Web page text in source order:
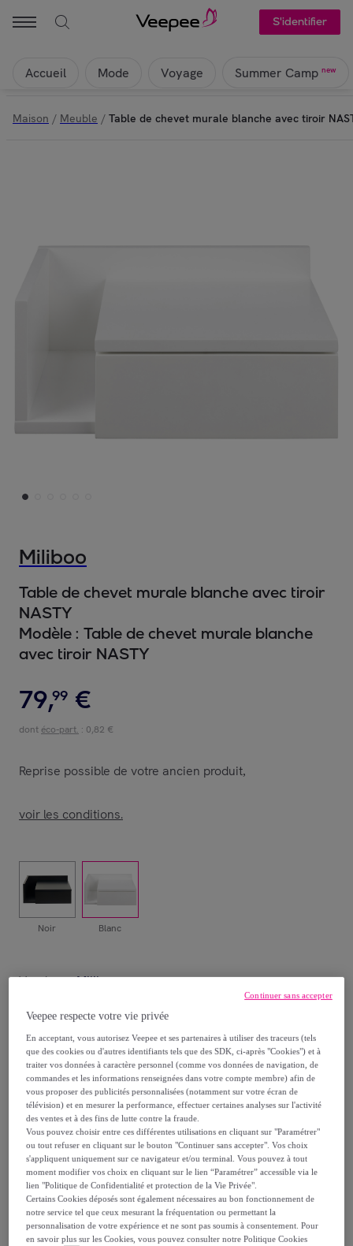
S'identifier
Accueil Mode Voyage Summer Camp new
Maison / Meuble / Table de chevet murale blanche avec tiroir
Miliboo
Table de chevet murale blanche avec tiroir
NASTY
Modèle : Table de chevet murale blanche
avec tiroir NASTY
79,99 €
dont éco-part. : 0,82 €
Reprise possible de votre ancien produit,
voir les conditions.
Noir Blanc
Vendu parMiliboo
Livraison
Livraison offerte par la marque
Livraison estimée: entre le17/08et le20/08
Comment ça marche ?
Veepee respecte votre vie privée
En acceptant, vous autorisez Veepee et ses partenaires à utiliser des traceurs (tels
que des cookies ou d'autres identifiants tels que des SDK, ci-après "Cookies") et à
traiter vos données à caractère personnel (comme vos données de navigation, de
commandes et les informations renseignées dans votre compte membre) afin de
vous proposer des publicités personnalisées (notamment sur votre écran de
télévision) et en mesurer la performance, effectuer certaines analyses sur l'activité
des ventes et à des fins de lutte contre la fraude.
Vous pouvez choisir entre ces différentes utilisations en cliquant sur "Paramétrer"
ou tout refuser en cliquant sur le bouton "Continuer sans accepter". Vos choix
s'appliquent uniquement sur ce navigateur et/ou terminal. Vous pouvez à tout
moment modifier vos choix en cliquant sur le lien “Paramétrer” accessible via le
lien "Politique de Confidentialité et protection de la Vie Privée".
Certains Cookies déposés sont également nécessaires au bon fonctionnement de
notre service tel que ceux mesurant la fréquentation ou permettant la
personnalisation de votre expérience et ne sont pas soumis à consentement. Pour
en savoir plus sur les Cookies, vous pouvez consulter notre Politique Cookies
Continuer sans accepter